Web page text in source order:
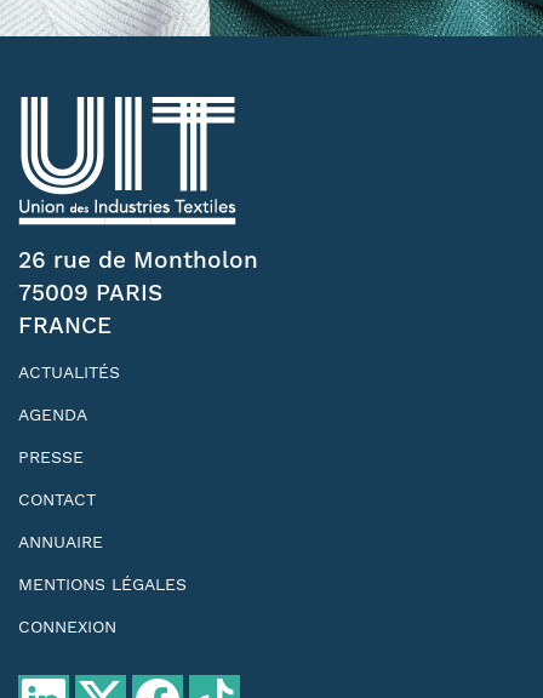
26 rue de Montholon
75009 PARIS
FRANCE
ACTUALITÉS
AGENDA
PRESSE
CONTACT
ANNUAIRE
MENTIONS LÉGALES
CONNEXION